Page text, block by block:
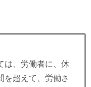
は、労働者に、休
を超えて、労働さ